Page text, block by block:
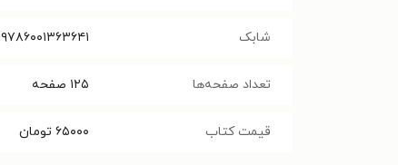
شابک ۹۷۸۶۰۰۱۳۶۳۶۴۱
تعداد صفحه‌ها ۱۲۵ صفحه
قیمت کتاب ۶۵۰۰۰ تومان